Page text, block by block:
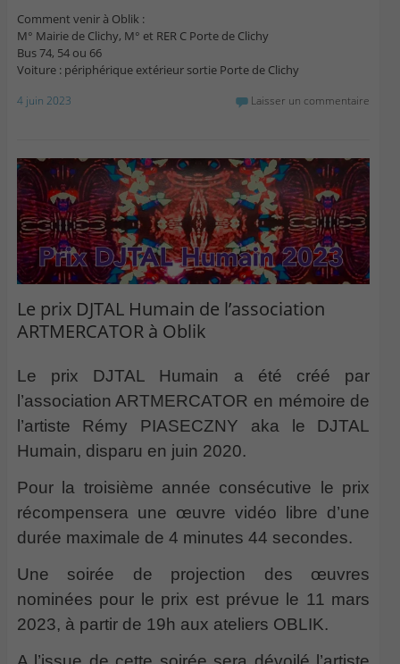
Comment venir à Oblik :
M° Mairie de Clichy, M° et RER C Porte de Clichy
Bus 74, 54 ou 66
Voiture : périphérique extérieur sortie Porte de Clichy
4 juin 2023 Laisser un commentaire
Le prix DJTAL Humain de l’association
ARTMERCATOR à Oblik
Le prix DJTAL Humain a été créé par
l’association ARTMERCATOR en mémoire de
l’artiste Rémy PIASECZNY aka le DJTAL
Humain, disparu en juin 2020.
Pour la troisième année consécutive le prix
récompensera une œuvre vidéo libre d’une
durée maximale de 4 minutes 44 secondes.
Une soirée de projection des œuvres
nominées pour le prix est prévue le 11 mars
2023, à partir de 19h aux ateliers OBLIK.